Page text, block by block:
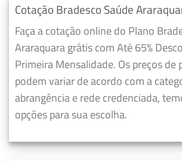
Cotação Bradesco Saúde
Faça a cotação online do Plano
Araraquara grátis com Até 65%
Primeira Mensalidade. Os preços de
podem variar de acordo com a
abrangência e rede credenciada,
opções para sua escolha.